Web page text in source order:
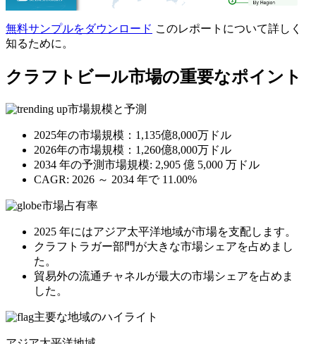
無料サンプルをダウンロード このレポートについて詳しく
知るために。
クラフトビール市場の重要なポイント
市場規模と予測
2025年の市場規模：1,135億8,000万ドル
2026年の市場規模：1,260億8,000万ドル
2034 年の予測市場規模: 2,905 億 5,000 万ドル
CAGR: 2026 ～ 2034 年で 11.00%
市場占有率
2025 年にはアジア太平洋地域が市場を支配します。
クラフトラガー部門が大きな市場シェアを占めまし
た。
貿易外の流通チャネルが最大の市場シェアを占めま
した。
主要な地域のハイライト